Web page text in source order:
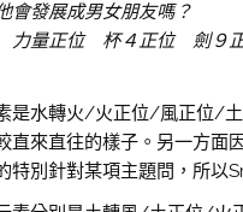
會發展成男女朋友嗎？
力量正位 杯４正位 劍９
是水轉火/火正位/風正位/
直來直往的樣子。另一方
特別針對某項主題問，所以